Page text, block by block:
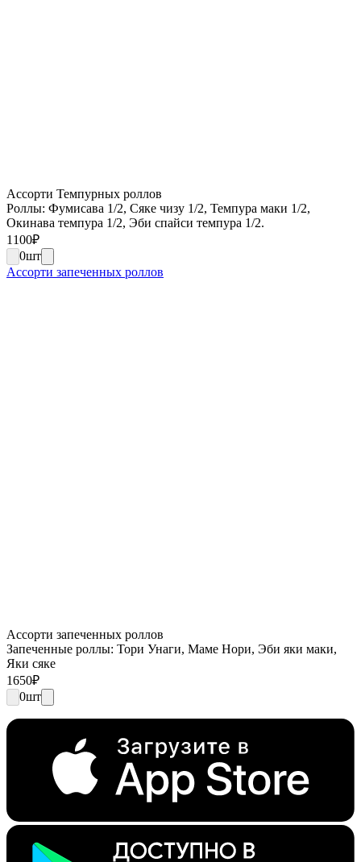
Ассорти Темпурных роллов
Роллы: Фумисава 1/2, Сяке чизу 1/2, Темпура маки 1/2,
Окинава темпура 1/2, Эби спайси темпура 1/2.
1100₽
0шт
Ассорти запеченных роллов
Ассорти запеченных роллов
Запеченные роллы: Тори Унаги, Маме Нори, Эби яки маки,
Яки сяке
1650₽
0шт